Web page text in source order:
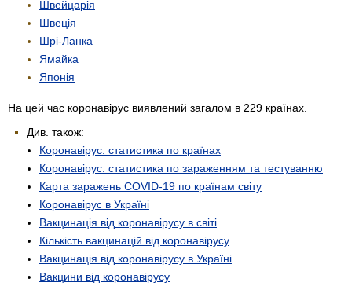
Швейцарія
Швеція
Шрі-Ланка
Ямайка
Японія
На цей час коронавірус виявлений загалом в 229 країнах.
Див. також:
Коронавірус: статистика по країнах
Коронавірус: статистика по зараженням та тестуванню
Карта заражень COVID-19 по країнам світу
Коронавірус в Україні
Вакцинація від коронавірусу в світі
Кількість вакцинацій від коронавірусу
Вакцинація від коронавірусу в Україні
Вакцини від коронавірусу